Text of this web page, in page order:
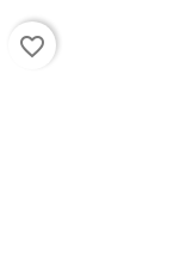
favorite_border